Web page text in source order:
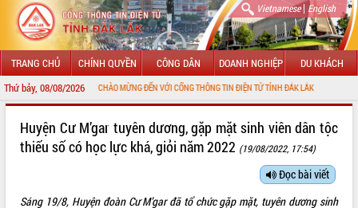
Vietnamese| English
TRANG CHỦ CHÍNH QUYỀN CÔNG DÂN DOANH NGHIỆP DU KHÁCH
Thứ bảy, 08/08/2026CHÀO MỪNG ĐẾN VỚI CỔNG THÔNG TIN ĐIỆN TỬ TỈNH ĐẮK LẮK
LÃNH ĐẠO UBND TỈNH
Huyện Cư M’gar tuyên dương, gặp mặt sinh viên dân tộc
thiếu số có học lực khá, giỏi năm 2022 (19/08/2022, 17:54)
Đọc bài viết
Sáng 19/8, Huyện đoàn Cư M’gar đã tổ chức gặp mặt, tuyên dương sinh